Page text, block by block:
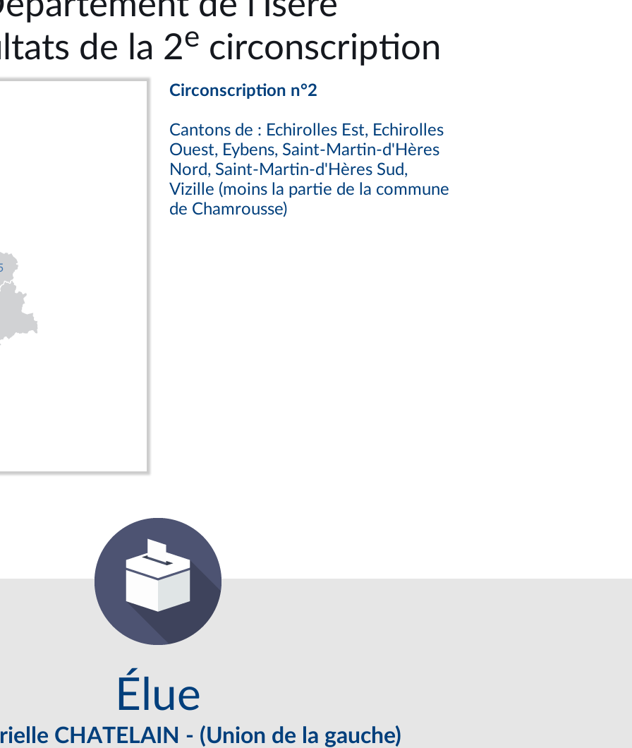
de la 2e circonscription
Circonscription n°2
Cantons de : Echirolles Est, Echirolles
Ouest, Eybens, Saint-Martin-d'Hères
Nord, Saint-Martin-d'Hères Sud,
Vizille (moins la partie de la commune
de Chamrousse)
Élue
CHATELAIN - (Union de la gauche)